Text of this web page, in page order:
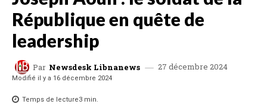
République en quête de
leadership
Par Newsdesk Libnanews 27 décembre 2024
Modifié il y a 16 décembre 2024
Temps de lecture3 min.